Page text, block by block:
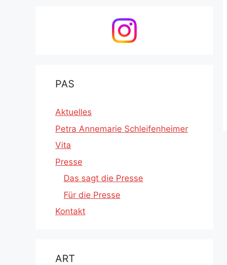
PAS
Aktuelles
Petra Annemarie Schleifenheimer
Vita
Presse
Das sagt die Presse
Für die Presse
Kontakt
ART